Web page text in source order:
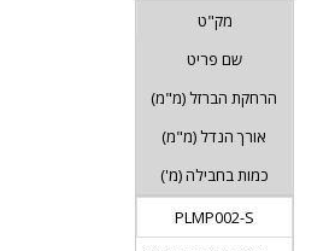
מק"ט
שם פריט
הרחקת הברזל (מ"מ)
אורך הנדל (מ"מ)
כמות בחבילה (מ')
PLMP002-S